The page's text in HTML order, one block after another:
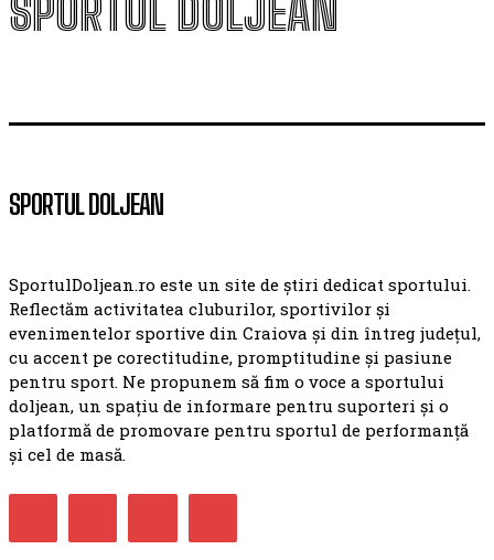
SPORTUL DOLJEAN
SPORTUL DOLJEAN
SportulDoljean.ro este un site de știri dedicat sportului.
Reflectăm activitatea cluburilor, sportivilor și
evenimentelor sportive din Craiova și din întreg județul,
cu accent pe corectitudine, promptitudine și pasiune
pentru sport. Ne propunem să fim o voce a sportului
doljean, un spațiu de informare pentru suporteri și o
platformă de promovare pentru sportul de performanță
și cel de masă.